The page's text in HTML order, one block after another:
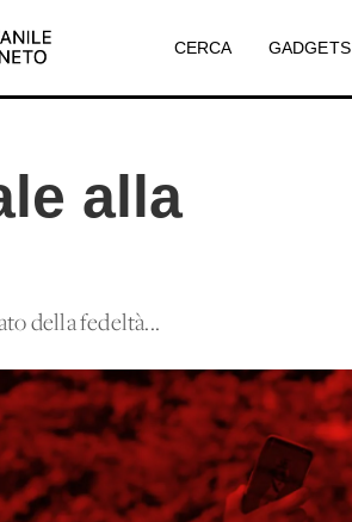
CERCA GADGETS
alla
della fedeltà...